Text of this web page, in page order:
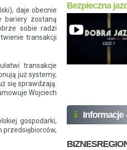
daje obecnie
bariery zostaną
sobie radzi
transakcji
transakcje
już systemy,
się sprawdzają.
Wojciech
gospodarki,
przedsiębiorców,
Bezpieczna
Informacje